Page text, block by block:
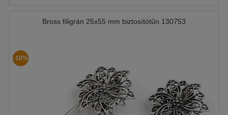
Bross filigrán 25x55 mm biztosítótűn 130753
-10%